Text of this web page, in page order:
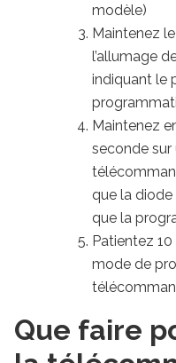
modèle)
Maintenez
l’allumage
indiquant le
Maintenez
seconde
que la
que la
Patientez
mode de
Que faire